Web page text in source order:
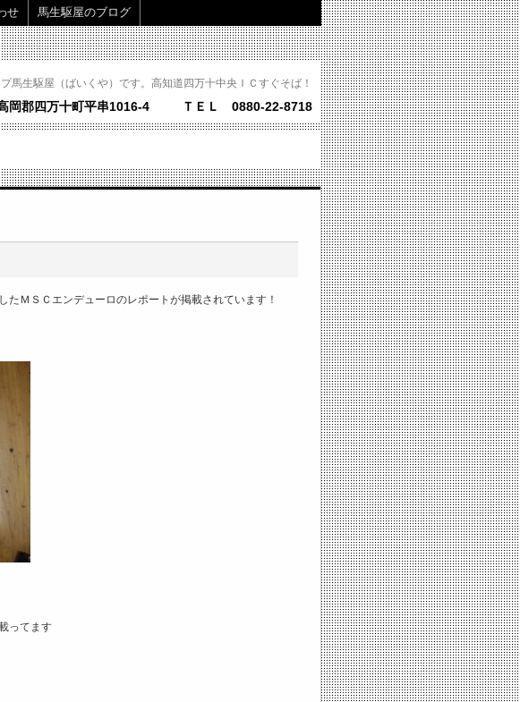
馬生駆屋（ばいくや）です。高知道四万十中央ＩＣすぐそば！
郡四万十町平串1016-4 ＴＥＬ 0880-22-8718
せ 馬生駆屋のブログ
ＭＳＣエンデューロのレポートが掲載されています！
ってます